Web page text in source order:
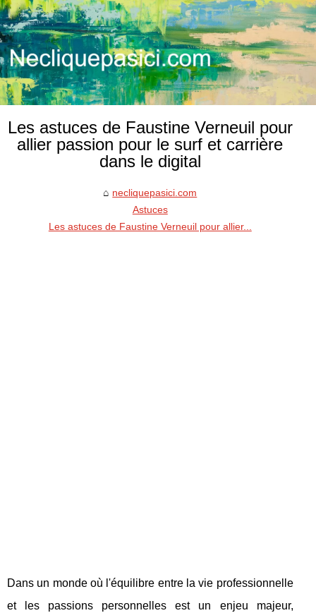
Les astuces de Faustine Verneuil pour
allier passion pour le surf et carrière
dans le digital
necliquepasici.com
Astuces
Les astuces de Faustine Verneuil pour allier...
Dans un monde où l'équilibre entre la vie professionnelle
et les passions personnelles est un enjeu majeur,